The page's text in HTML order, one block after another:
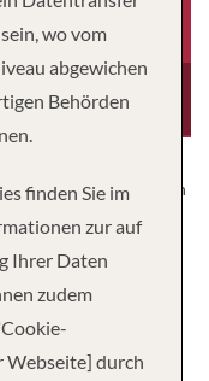
Besatzung
175
Leidenschaftlich
der Welt, bei dem es
Atelier dafür sind
HANSEATIC
spirit mit nie
Eis und Tropen.
jeden die passende
wo vom
abgewichen
Behörden
finden Sie im
zur auf
Ihrer Daten
zudem
Webseite] durch